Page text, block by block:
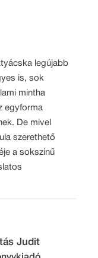
legújabb
is, sok
mintha
egyforma
De mivel
szerethető
a sokszínű
Judit